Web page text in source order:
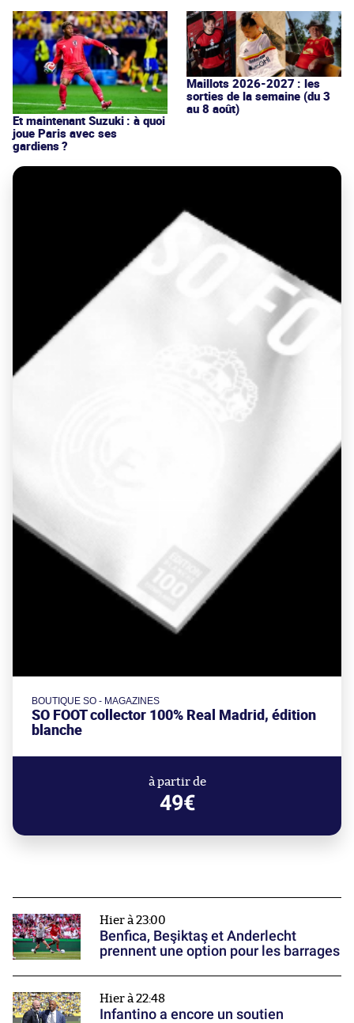
Et maintenant Suzuki : à quoi
joue Paris avec ses
gardiens ?
Maillots 2026-2027 : les
sorties de la semaine (du 3
au 8 août)
BOUTIQUE SO - MAGAZINES
SO FOOT collector 100% Real Madrid, édition
blanche
à partir de
49€
Hier à 23:00
Benfica, Beşiktaş et Anderlecht
prennent une option pour les barrages
Hier à 22:48
Infantino a encore un soutien